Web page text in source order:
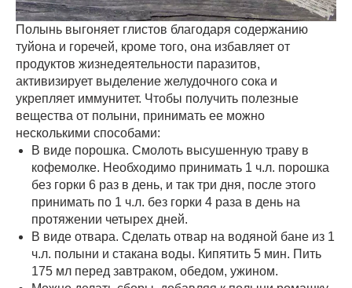
Полынь выгоняет глистов благодаря содержанию
туйона и горечей, кроме того, она избавляет от
продуктов жизнедеятельности паразитов,
активизирует выделение желудочного сока и
укрепляет иммунитет. Чтобы получить полезные
вещества от полыни, принимать ее можно
несколькими способами:
В виде порошка. Смолоть высушенную траву в
кофемолке. Необходимо принимать 1 ч.л. порошка
без горки 6 раз в день, и так три дня, после этого
принимать по 1 ч.л. без горки 4 раза в день на
протяжении четырех дней.
В виде отвара. Сделать отвар на водяной бане из 1
ч.л. полыни и стакана воды. Кипятить 5 мин. Пить
175 мл перед завтраком, обедом, ужином.